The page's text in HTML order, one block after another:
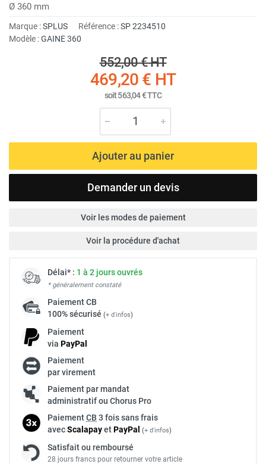
Ø 360 mm
Marque :SPLUS Référence :SP 2234510
Modèle :GAINE 360
552,00 €HT
469,20 € HT
soit563,04 €TTC
Ajouter au panier
Demander un devis
Voir les modes de paiement
Voir la procédure d'achat
Délai* : 1 à 2 jours ouvrés
* généralement constaté
PaiementCB
100% sécurisé (+ d'infos)
Paiement
via PayPal
Paiement
par virement
Paiement par mandat
administratif ou Chorus Pro
PaiementCB 3 fois sans frais
avecScalapayetPayPal (+ d'infos)
Satisfait ou remboursé
28 jours francs pour retourner votre article